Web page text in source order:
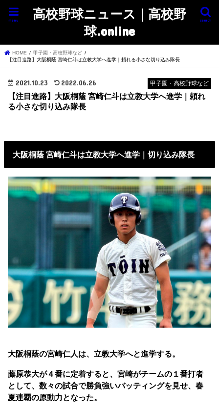
高校野球ニュース｜高校野
球.online
search
menu
HOME
甲子園・高校野球など
【注目進路】大阪桐蔭 宮崎仁斗は立教大学へ進学｜頼れる小さな切り込み隊長
甲子園・高校野球など
2021.10.23 2022.06.26
【注目進路】大阪桐蔭 宮崎仁斗は立教大学へ進学｜頼れ
る小さな切り込み隊長
大阪桐蔭 宮崎仁斗は立教大学へ進学｜切り込み隊長
大阪桐蔭の宮崎仁人は、立教大学へと進学する。
藤原恭大が４番に定着すると、宮崎がチームの１番打者
として、数々の試合で勝負強いバッティングを見せ、春
夏連覇の原動力となった。